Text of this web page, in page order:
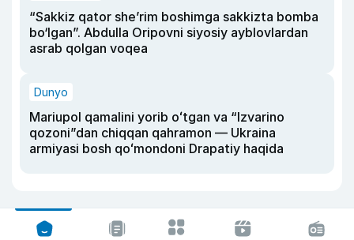
“Sakkiz qator she’rim boshimga sakkizta bomba
bo‘lgan”. Abdulla Oripovni siyosiy ayblovlardan
asrab qolgan voqea
Dunyo
Mariupol qamalini yorib oʻtgan va “Izvarino
qozoni”dan chiqqan qahramon — Ukraina
armiyasi bosh qoʻmondoni Drapatiy haqida